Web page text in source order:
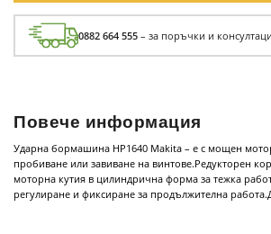
0882 664 555 – за поръчки и
Повече информация
Ударна бормашина HP1640 Makita – е с мощен
пробиване или завиване на винтове.Редукторен
моторна кутия в цилиндрична форма за тежка
регулиране и фиксиране за продължителна